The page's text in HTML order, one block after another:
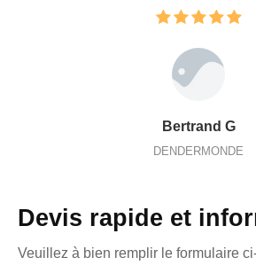
Bertrand G
DENDERMONDE
Devis rapide et
Veuillez à bien remplir le formulaire